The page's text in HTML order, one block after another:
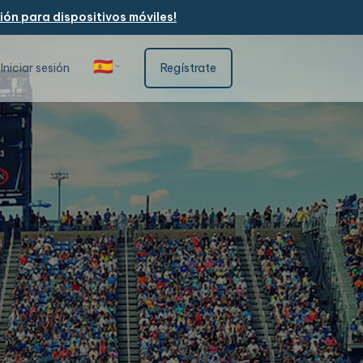
para dispositivos móviles!
Iniciar sesión 🇪🇸Español Regístrate